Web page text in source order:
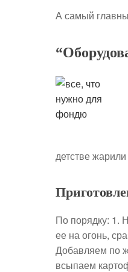
А самый
детстве
По порядку: 1.
ее на огонь,
Добавляем по
всыпаем